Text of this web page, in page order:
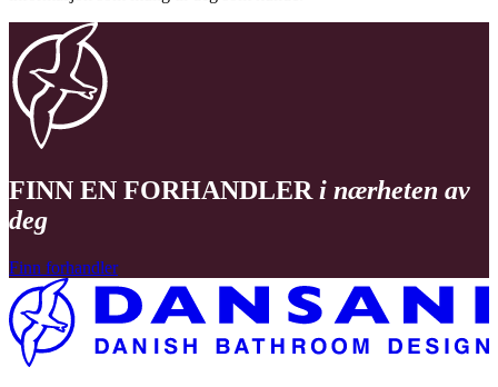
FINN EN FORHANDLER i nærheten av
deg
Finn forhandler